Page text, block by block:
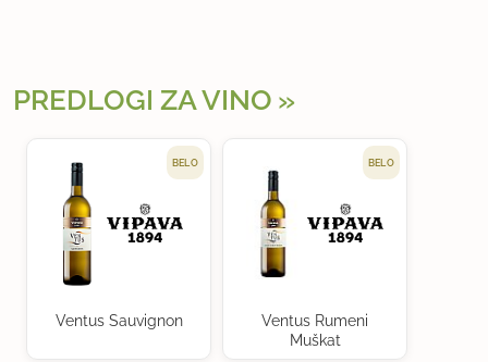
PREDLOGI ZA VINO
BELO
Ventus Sauvignon
BELO
Ventus Rumeni
Muškat